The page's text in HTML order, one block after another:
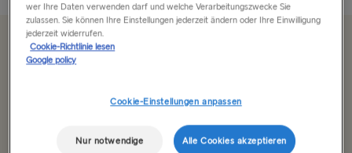
Ab 107.00€ einfache Fahrt für ein Auto inkl. Fahrer
Harwich → Hoek van Holland
wer Ihre Daten verwenden darf und welche Verarbeitungszwecke Sie
zulassen. Sie können Ihre Einstellungen jederzeit ändern oder Ihre Einwilligung
jederzeit widerrufen.
Cookie-Richtlinie lesen
Google policy
Cookie-Einstellungen anpassen
Nur notwendige Alle Cookies akzeptieren